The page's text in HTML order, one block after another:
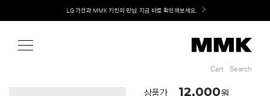
Welcome! 신규 회원가입 시 MMK Shop Coupon (총 60만원) 지급
LG 가전과 MMK 키친의 만남. 지금 바로 확인해보세요.
Cart Search
상품가 12,000원